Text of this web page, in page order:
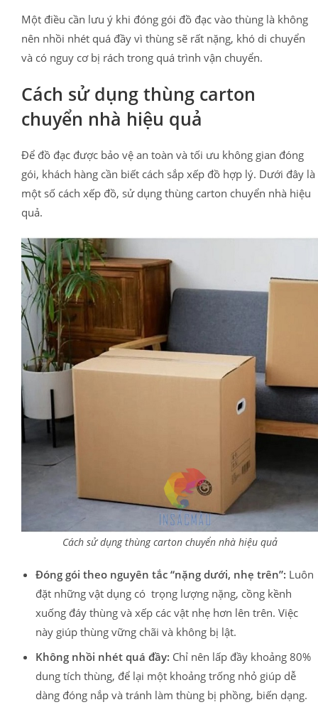
Một điều cần lưu ý khi đóng gói đồ đạc vào thùng là không
nên nhồi nhét quá đầy vì thùng sẽ rất nặng, khó di chuyển
và có nguy cơ bị rách trong quá trình vận chuyển.
Cách sử dụng thùng carton
chuyển nhà hiệu quả
Để đồ đạc được bảo vệ an toàn và tối ưu không gian đóng
gói, khách hàng cần biết cách sắp xếp đồ hợp lý. Dưới đây là
một số cách xếp đồ, sử dụng thùng carton chuyển nhà hiệu
quả.
Cách sử dụng thùng carton chuyển nhà hiệu quả
Đóng gói theo nguyên tắc “nặng dưới, nhẹ trên”: Luôn
đặt những vật dụng có trọng lượng nặng, cồng kềnh
xuống đáy thùng và xếp các vật nhẹ hơn lên trên. Việc
này giúp thùng vững chãi và không bị lật.
Không nhồi nhét quá đầy: Chỉ nên lấp đầy khoảng 80%
dung tích thùng, để lại một khoảng trống nhỏ giúp dễ
dàng đóng nắp và tránh làm thùng bị phồng, biến dạng.